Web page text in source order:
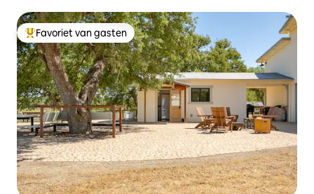
Topfavoriet van gasten
Favoriet van gasten